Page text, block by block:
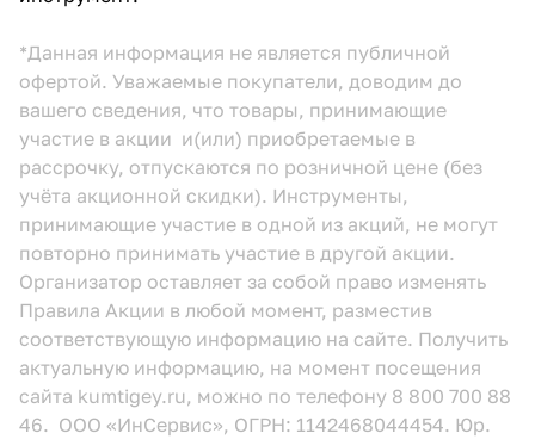
*Данная информация не является публичной
офертой. Уважаемые покупатели, доводим до
вашего сведения, что товары, принимающие
участие в акции и(или) приобретаемые в
рассрочку, отпускаются по розничной цене (без
учёта акционной скидки). Инструменты,
принимающие участие в одной из акций, не могут
повторно принимать участие в другой акции.
Организатор оставляет за собой право изменять
Правила Акции в любой момент, разместив
соответствующую информацию на сайте. Получить
актуальную информацию, на момент посещения
сайта kumtigey.ru, можно по телефону 8 800 700 88
46. ООО «ИнСервис», ОГРН: 1142468044454. Юр.